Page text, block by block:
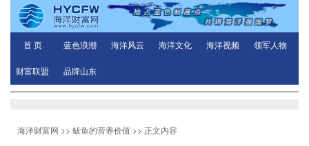
首 页 蓝色浪潮 海洋风云 海洋文化 海洋视频 领军人物
财富联盟 品牌山东
海洋财富网 >> 鲅鱼的营养价值 >> 正文内容